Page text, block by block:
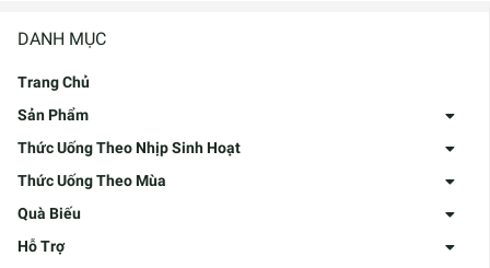
DANH MỤC
Trang Chủ
Sản Phẩm
Thức Uống Theo Nhịp Sinh Hoạt
Thức Uống Theo Mùa
Quà Biếu
Hỗ Trợ